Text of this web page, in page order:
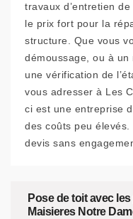
travaux d’entretien
le prix fort pour la
structure. Que vous
démoussage, ou à
une vérification de
vous adresser à Les
ci est une entreprise
des coûts peu
devis sans
Pose de toit avec
Maisieres Notre